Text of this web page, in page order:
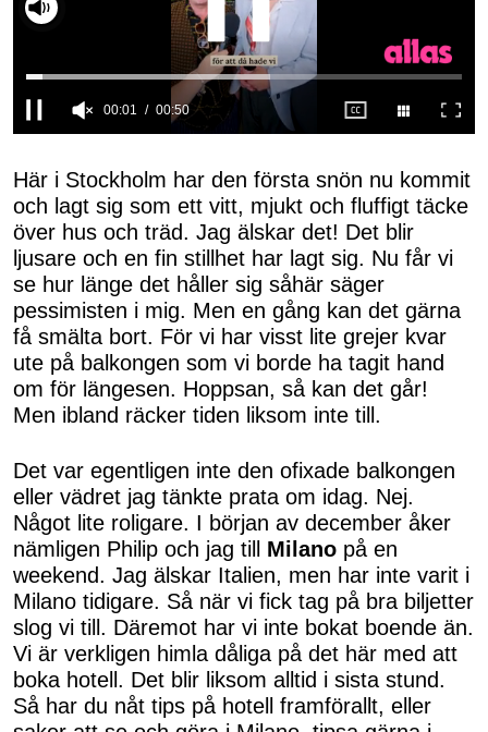
of
50
seconds
00:02 00:50
Här i Stockholm har den första snön nu kommit
och lagt sig som ett vitt, mjukt och fluffigt täcke
över hus och träd. Jag älskar det! Det blir
ljusare och en fin stillhet har lagt sig. Nu får vi
se hur länge det håller sig såhär säger
pessimisten i mig. Men en gång kan det gärna
få smälta bort. För vi har visst lite grejer kvar
ute på balkongen som vi borde ha tagit hand
om för längesen. Hoppsan, så kan det går!
Men ibland räcker tiden liksom inte till.
Det var egentligen inte den ofixade balkongen
eller vädret jag tänkte prata om idag. Nej.
Något lite roligare. I början av december åker
nämligen Philip och jag till Milano på en
weekend. Jag älskar Italien, men har inte varit i
Milano tidigare. Så när vi fick tag på bra biljetter
slog vi till. Däremot har vi inte bokat boende än.
Vi är verkligen himla dåliga på det här med att
boka hotell. Det blir liksom alltid i sista stund.
Så har du nåt tips på hotell framförallt, eller